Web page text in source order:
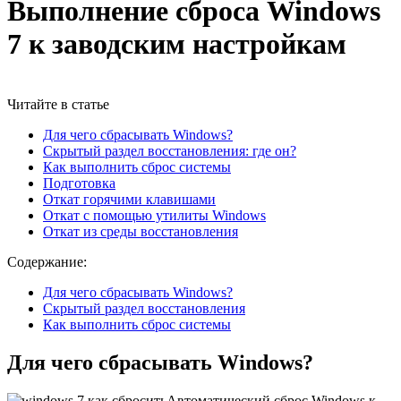
Выполнение сброса Windows
7 к заводским настройкам
Читайте в статье
Для чего сбрасывать Windows?
Скрытый раздел восстановления: где он?
Как выполнить сброс системы
Подготовка
Откат горячими клавишами
Откат с помощью утилиты Windows
Откат из среды восстановления
Содержание:
Для чего сбрасывать Windows?
Скрытый раздел восстановления
Как выполнить сброс системы
Для чего сбрасывать Windows?